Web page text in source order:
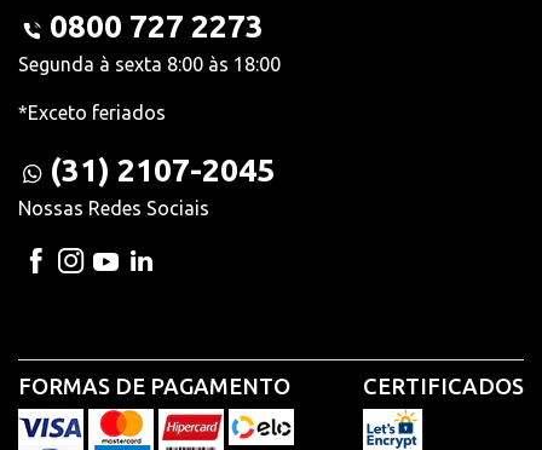
0800 727 2273
Segunda à sexta 8:00 às 18:00
*Exceto feriados
(31) 2107-2045
Nossas Redes Sociais
FORMAS DE PAGAMENTO CERTIFICADOS